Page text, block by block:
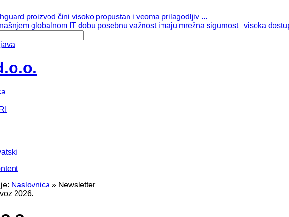
proizvod čini visoko propustan i veoma prilagodljiv ...
globalnom IT dobu posebnu važnost imaju mrežna sigurnost i visoka
Naslovnica » Newsletter
2026.